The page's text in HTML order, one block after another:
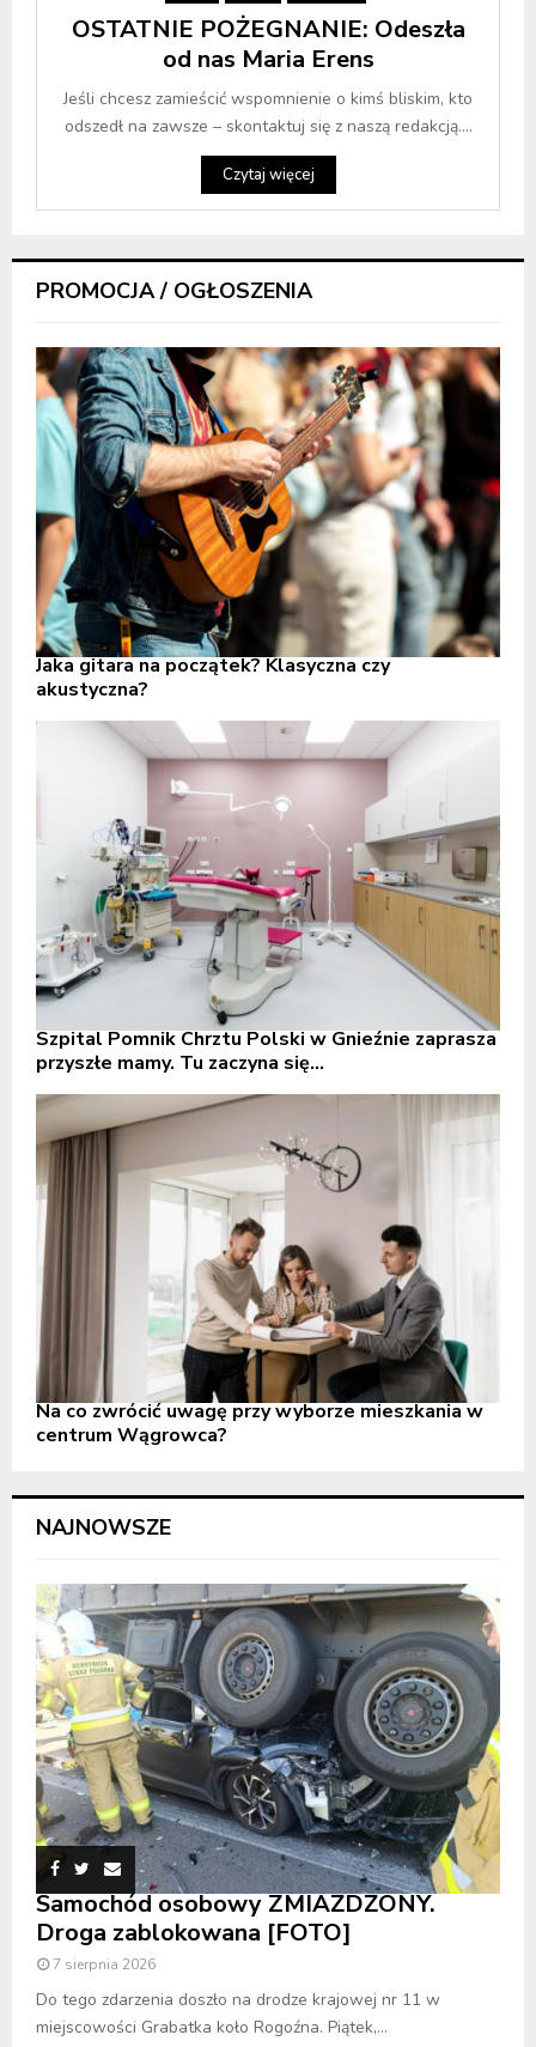
OSTATNIE POŻEGNANIE: Odeszła
od nas Maria Erens
Jeśli chcesz zamieścić wspomnienie o kimś bliskim, kto
odszedł na zawsze – skontaktuj się z naszą redakcją....
Czytaj więcej
PROMOCJA / OGŁOSZENIA
Jaka gitara na początek? Klasyczna czy
akustyczna?
Szpital Pomnik Chrztu Polski w Gnieźnie zaprasza
przyszłe mamy. Tu zaczyna się...
Na co zwrócić uwagę przy wyborze mieszkania w
centrum Wągrowca?
NAJNOWSZE
Samochód osobowy ZMIAŻDŻONY.
Droga zablokowana [FOTO]
7 sierpnia 2026
Do tego zdarzenia doszło na drodze krajowej nr 11 w
miejscowości Grabatka koło Rogoźna. Piątek,...